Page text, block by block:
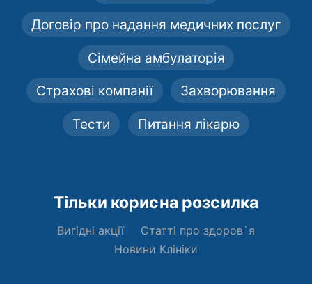
Договір про надання медичних послуг
Сімейна амбулаторія
Страхові компанії Захворювання
Тести Питання лікарю
Тільки корисна розсилка
Вигідні акції
Статті про здоров`я
Новини Клініки